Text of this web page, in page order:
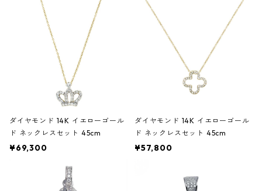
ダイヤモンド 14K イエローゴール
ド ネックレスセット 45cm
¥69,300
ダイヤモンド 14K イエローゴール
ド ネックレスセット 45cm
¥57,800